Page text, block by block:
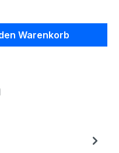
Warenkorb